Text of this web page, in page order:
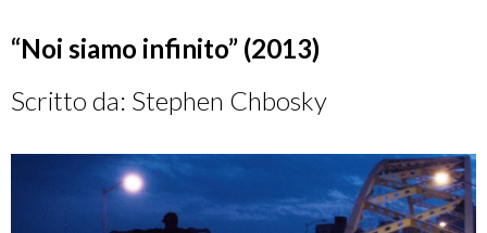
“Noi siamo infinito” (2013)
Scritto da: Stephen Chbosky